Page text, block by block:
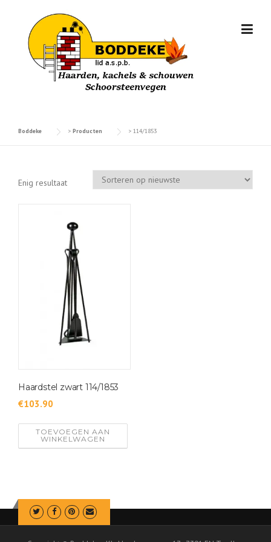
Boddeke > Producten > 114/1853
Enig resultaat
Haardstel zwart 114/1853
€103.90
TOEVOEGEN AAN
WINKELWAGEN